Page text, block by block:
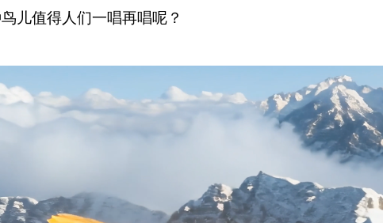
值得人们一唱再唱呢？